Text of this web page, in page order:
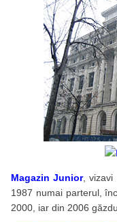
Magazin Junior, vizavi
1987 numai parterul,
2000, iar din 2006